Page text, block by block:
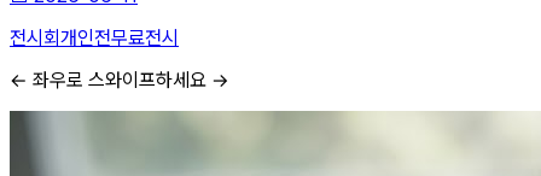
전시회개인전무료전시
← 좌우로 스와이프하세요 →